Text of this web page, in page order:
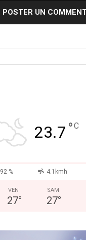
23.7 °C
92 % 4.1kmh
VEN
27°
SAM
27°